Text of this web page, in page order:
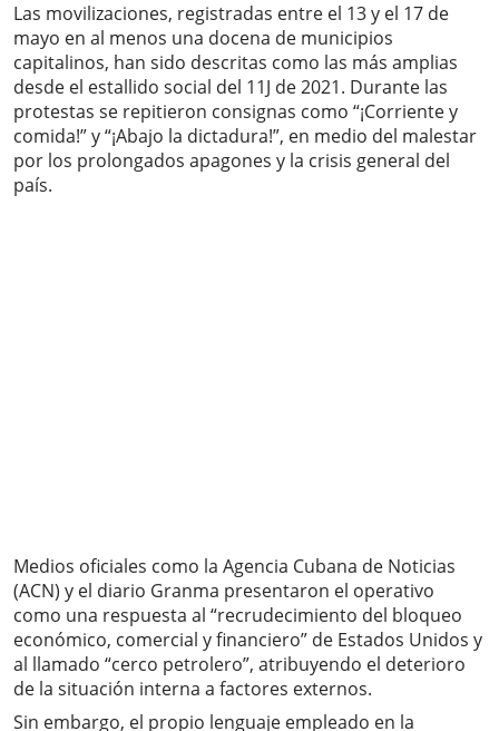
Las movilizaciones, registradas entre el 13 y el 17 de
mayo en al menos una docena de municipios
capitalinos, han sido descritas como las más amplias
desde el estallido social del 11J de 2021. Durante las
protestas se repitieron consignas como “¡Corriente y
comida!” y “¡Abajo la dictadura!”, en medio del malestar
por los prolongados apagones y la crisis general del
país.
Medios oficiales como la Agencia Cubana de Noticias
(ACN) y el diario Granma presentaron el operativo
como una respuesta al “recrudecimiento del bloqueo
económico, comercial y financiero” de Estados Unidos y
al llamado “cerco petrolero”, atribuyendo el deterioro
de la situación interna a factores externos.
Sin embargo, el propio lenguaje empleado en la